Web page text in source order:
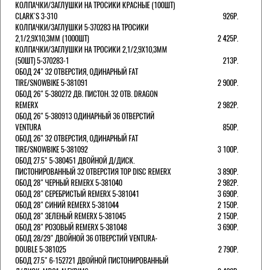
КОЛПАЧКИ/3АГЛУШКИ НА ТРОСИКИ КРАСНЫЕ (100ШТ)
CLARK`S 3-310
926Р.
КОЛПАЧКИ/3АГЛУШКИ 5-370283 НА ТРОСИКИ
2,1/2,9Х10,3ММ (1000ШТ)
2 425Р.
КОЛПАЧКИ/3АГЛУШКИ НА ТРОСИКИ 2,1/2,9Х10,3ММ
(50ШТ) 5-370283-1
213Р.
ОБОД 24" 32 ОТВЕРСТИЯ, ОДИНАРНЫЙ FAT
TIRE/SNOWBIKE 5-381091
2 900Р.
ОБОД 26" 5-380272 ДВ. ПИСТОН. 32 ОТВ. DRAGON
REMERX
2 982Р.
ОБОД 26" 5-380913 ОДИНАРНЫЙ 36 ОТВЕРСТИЙ
VENTURA
850Р.
ОБОД 26" 32 ОТВЕРСТИЯ, ОДИНАРНЫЙ FAT
TIRE/SNOWBIKE 5-381092
3 100Р.
ОБОД 27.5" 5-380451 ДВОЙНОЙ Д/ДИСК.
ПИСТОНИРОВАННЫЙ 32 ОТВЕРСТИЯ TOP DISC REMERX
3 890Р.
ОБОД 28" ЧЕРНЫЙ REMERX 5-381040
2 982Р.
ОБОД 28" СЕРЕБРИСТЫЙ REMERX 5-381041
3 690Р.
ОБОД 28" СИНИЙ REMERX 5-381044
2 150Р.
ОБОД 28" ЗЕЛЕНЫЙ REMERX 5-381045
2 150Р.
ОБОД 28" РОЗОВЫЙ REMERX 5-381048
3 690Р.
ОБОД 28/29" ДВОЙНОЙ 36 ОТВЕРСТИЙ VENTURA-
DOUBLE 5-381025
2 790Р.
ОБОД 27.5" 6-152721 ДВОЙНОЙ ПИСТОНИРОВАННЫЙ